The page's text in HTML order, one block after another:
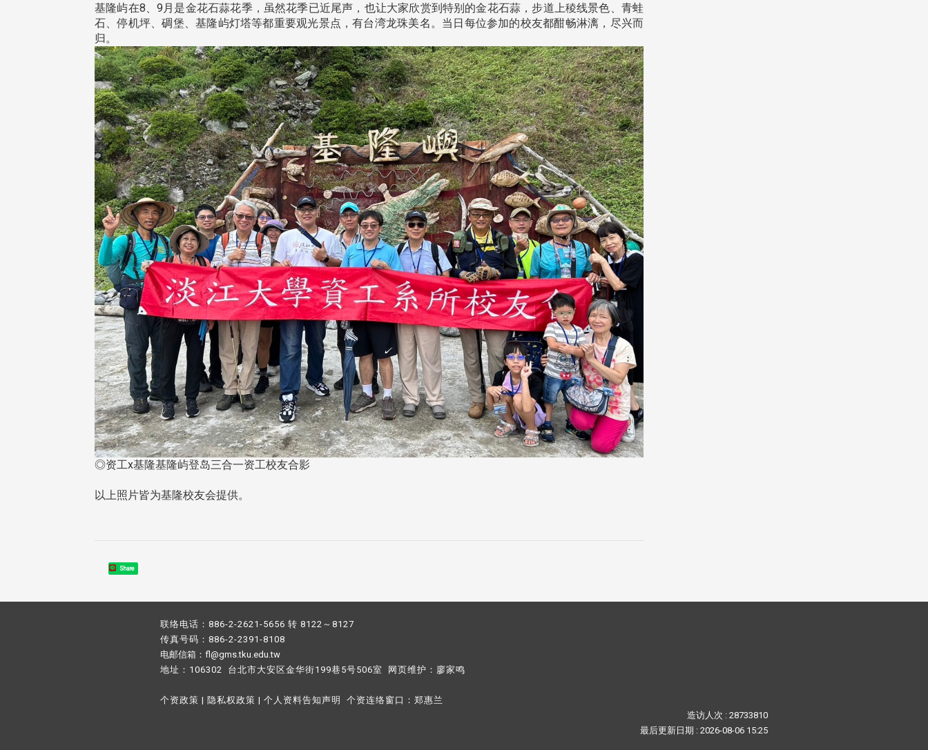
基隆屿在8、9月是金花石蒜花季，虽然花季已近尾声，也让大家欣赏到特别的金花石蒜，步道上稜线景色、青蛙
石、停机坪、碉堡、基隆屿灯塔等都重要观光景点，有台湾龙珠美名。当日每位参加的校友都酣畅淋漓，尽兴而
归。
◎资工x基隆基隆屿登岛三合一资工校友合影
以上照片皆为基隆校友会提供。
Share
联络电话：886-2-2621-5656 转 8122～8127
传真号码：886-2-2391-8108
电邮信箱：fl@gms.tku.edu.tw
地址：106302 台北市大安区金华街199巷5号506室 网页维护： 廖家鸣​
个资政策 | 隐私权政策 | 个人资料告知声明 个资连络窗口： 郑惠兰
造访人次 : 28733810
最后更新日期 : 2026-08-06 15:25